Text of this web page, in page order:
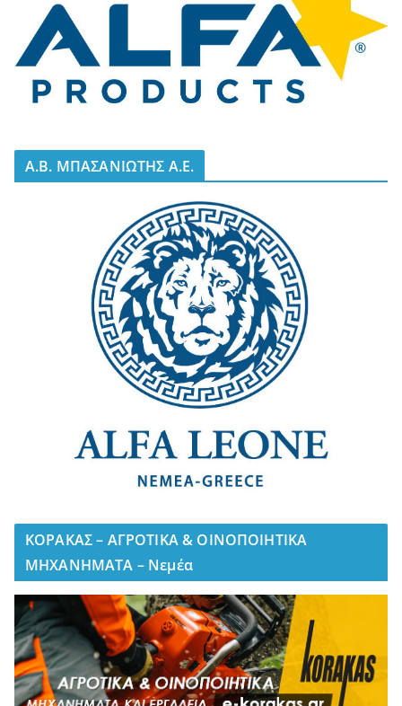
A.B. ΜΠΑΣΑΝΙΩΤΗΣ Α.Ε.
ΚΟΡΑΚΑΣ – ΑΓΡΟΤΙΚΑ & ΟΙΝΟΠΟΙΗΤΙΚΑ
ΜΗΧΑΝΗΜΑΤΑ – Νεμέα